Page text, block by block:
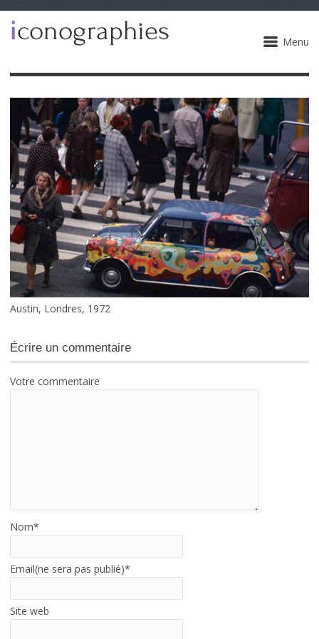
Menu
Austin, Londres, 1972
Écrire un commentaire
Votre commentaire
Nom*
Email(ne sera pas publié)*
Site web